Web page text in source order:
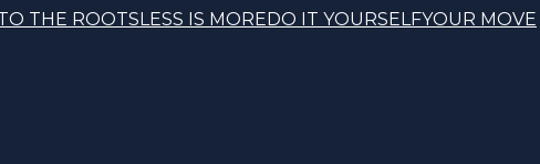
THE ROOTSLESS IS MOREDO IT YOURSELFYOUR MOVE